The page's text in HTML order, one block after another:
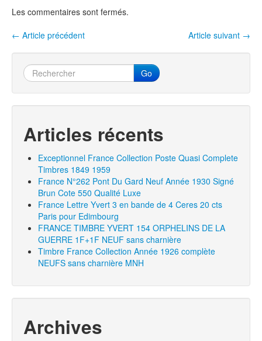
o
o
k
Les commentaires sont fermés.
Navigation entre les articles
Article suivant →
← Article précédent
Go
Articles récents
Exceptionnel France Collection Poste Quasi Complete
Timbres 1849 1959
France N°262 Pont Du Gard Neuf Année 1930 Signé
Brun Cote 550 Qualité Luxe
France Lettre Yvert 3 en bande de 4 Ceres 20 cts
Paris pour Edimbourg
FRANCE TIMBRE YVERT 154 ORPHELINS DE LA
GUERRE 1F+1F NEUF sans charnière
Timbre France Collection Année 1926 complète
NEUFS sans charnière MNH
Archives